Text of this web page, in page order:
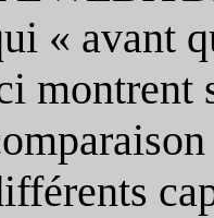
« avant
montrent